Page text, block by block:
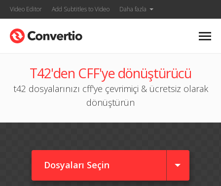
Video Editor Add Subtitles to Video Daha fazla
T42'den CFF'ye dönüştürücü
t42 dosyalarınızı cff'ye çevrimiçi & ücretsiz olarak
dönüştürün
Dosyaları Seçin